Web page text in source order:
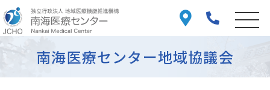
南海医療センター地域協議会